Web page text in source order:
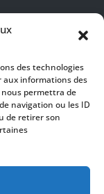
des technologies
aux informations des
nous permettra de
navigation ou les ID
de retirer son